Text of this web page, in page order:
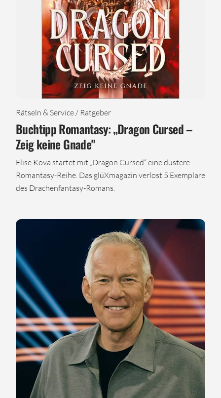
Rätseln & Service / Ratgeber
Buchtipp Romantasy: „Dragon Cursed –
Zeig keine Gnade"
Elise Kova startet mit „Dragon Cursed“ eine düstere
Romantasy-Reihe. Das glüXmagazin verlost 5 Exemplare
des Drachenfantasy-Romans.